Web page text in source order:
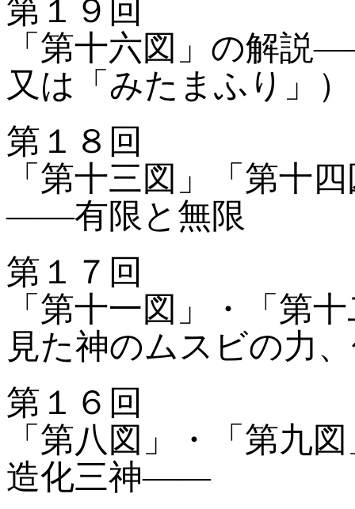
第１９回
「第十六図」の解説
又は「みたまふり」
第１８回
「第十三図」「第十
——有限と無限
第１７回
「第十一図」・「第
見た神のムスビの力
第１６回
「第八図」・「第九
造化三神——